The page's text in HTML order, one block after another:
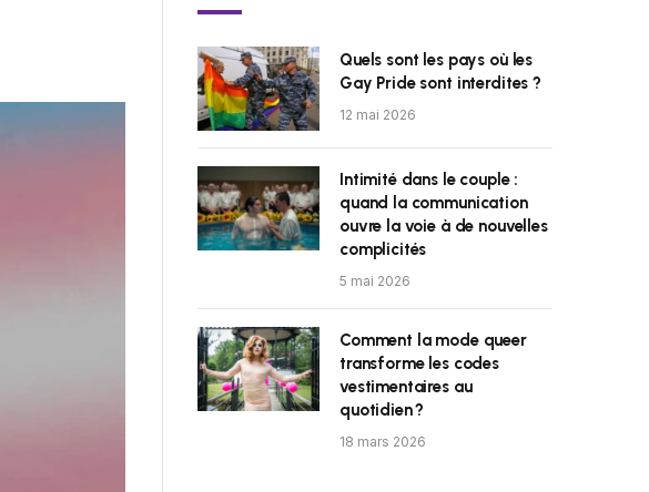
Quels sont les pays où les
Gay Pride sont interdites ?
12 mai 2026
Intimité dans le couple :
quand la communication
ouvre la voie à de nouvelles
complicités
5 mai 2026
Comment la mode queer
transforme les codes
vestimentaires au
quotidien ?
18 mars 2026